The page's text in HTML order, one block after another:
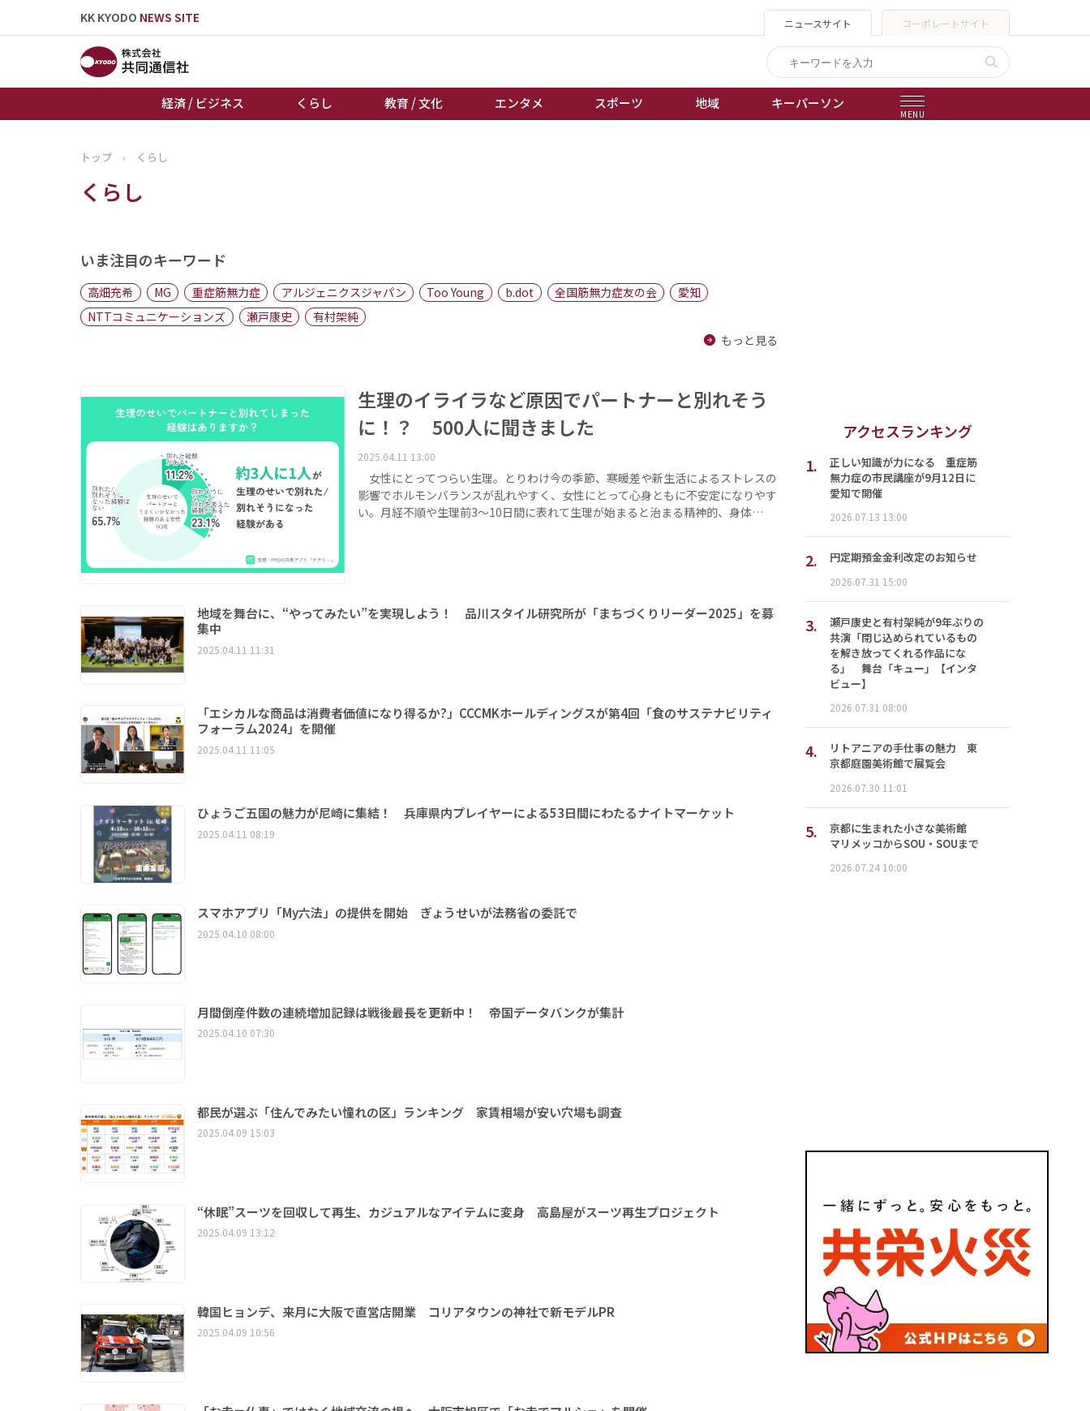
KK KYODO NEWS SITE ニュースサイト コーポレートサイト
経済 / ビジネス くらし 教育 / 文化 エンタメ スポーツ 地域 キーパーソン
MENU
トップページ
地域
棋王戦
トップ › くらし
くらし
いま注目のキーワード
高畑充希 MG 重症筋無力症 アルジェニクスジャパン Too Young b.dot 全国筋無力症友の会
愛知
NTTコミュニケーションズ
瀬戸康史
有村架純
もっと見る
生理のイライラなど原因でパートナーと別れそう
に！？ 500人に聞きました
2025.04.11 13:00
女性にとってつらい生理。とりわけ今の季節、寒暖差や新生活によるストレスの
影響でホルモンバランスが乱れやすく、女性にとって心身ともに不安定になりやす
い。月経不順や生理前3～10日間に表れて生理が始まると治まる精神的、身体…
地域を舞台に、“やってみたい”を実現しよう！ 品川スタイル研究所が「まちづくりリーダー2025」を募
集中
2025.04.11 11:31
「エシカルな商品は消費者価値になり得るか?」CCCMKホールディングスが第4回「食のサステナビリティ
フォーラム2024」を開催
2025.04.11 11:05
ひょうご五国の魅力が尼崎に集結！ 兵庫県内プレイヤーによる53日間にわたるナイトマーケット
2025.04.11 08:19
スマホアプリ「My六法」の提供を開始 ぎょうせいが法務省の委託で
2025.04.10 08:00
月間倒産件数の連続増加記録は戦後最長を更新中！ 帝国データバンクが集計
2025.04.10 07:30
都民が選ぶ「住んでみたい憧れの区」ランキング 家賃相場が安い穴場も調査
2025.04.09 15:03
“休眠”スーツを回収して再生、カジュアルなアイテムに変身 高島屋がスーツ再生プロジェクト
2025.04.09 13:12
韓国ヒョンデ、来月に大阪で直営店開業 コリアタウンの神社で新モデルPR
2025.04.09 10:56
アクセスランキング
1.
正しい知識が力になる 重症筋
無力症の市民講座が9月12日に
愛知で開催
2026.07.13 13:00
2. 円定期預金金利改定のお知らせ
2026.07.31 15:00
3.
瀬戸康史と有村架純が9年ぶりの
共演「閉じ込められているもの
を解き放ってくれる作品にな
る」 舞台「キュー」【インタ
ビュー】
2026.07.31 08:00
4.
リトアニアの手仕事の魅力 東
京都庭園美術館で展覧会
2026.07.30 11:01
5.
京都に生まれた小さな美術館
マリメッコからSOU・SOUまで
2026.07.24 10:00